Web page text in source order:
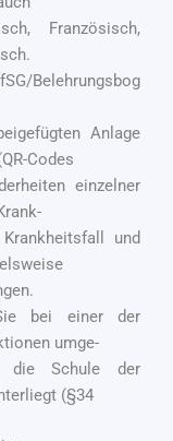
Französisch,
Belehrungsbog
Anlage
Codes
einzelner
und
bei einer der
umge-
die Schule der
(§34